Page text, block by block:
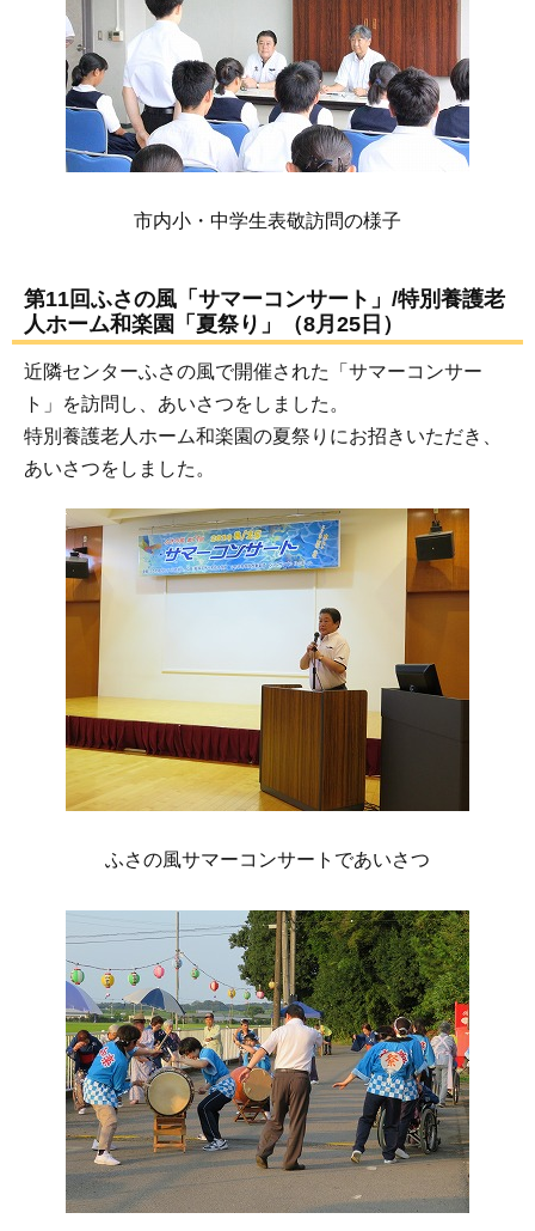
市内小・中学生表敬訪問の様子
第11回ふさの風「サマーコンサート」/特別養護老
人ホーム和楽園「夏祭り」（8月25日）
近隣センターふさの風で開催された「サマーコンサー
ト」を訪問し、あいさつをしました。
特別養護老人ホーム和楽園の夏祭りにお招きいただき、
あいさつをしました。
ふさの風サマーコンサートであいさつ